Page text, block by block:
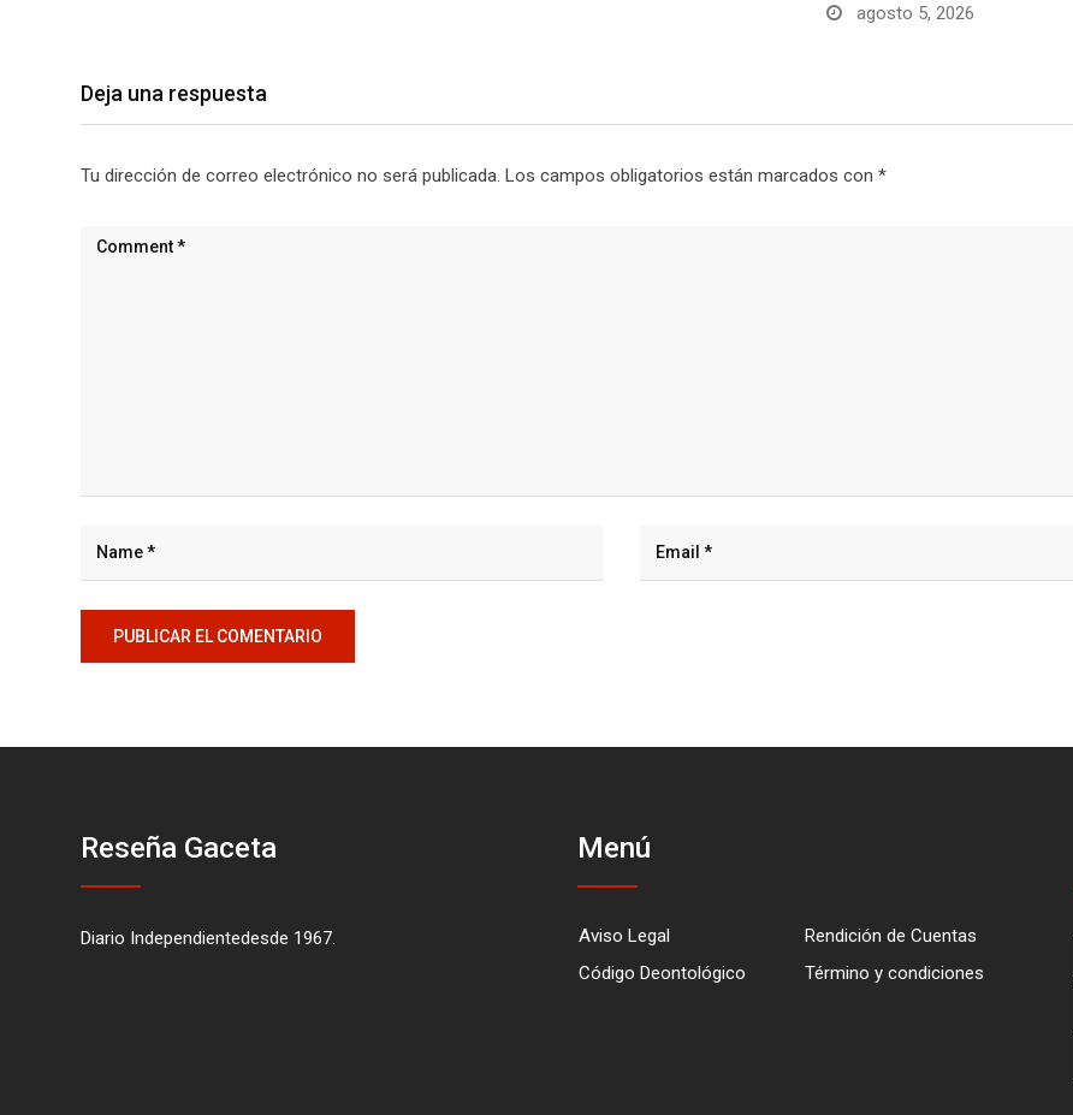
agosto 5, 2026
Deja una respuesta
Tu dirección de correo electrónico no será publicada. Los campos obligatorios están marcados con *
Reseña Gaceta
Diario Independientedesde 1967.
Menú
Aviso Legal
Rendición de Cuentas
Código Deontológico
Término y condiciones